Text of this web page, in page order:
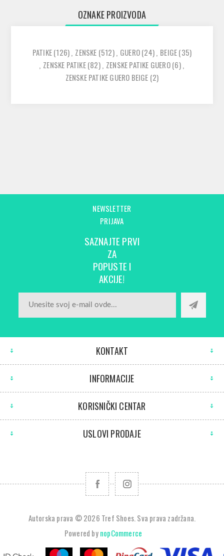
OZNAKE PROIZVODA
PATIKE(126), ZENSKE (512), GUERO(24), BEIGE(35)
, ZENSKE PATIKE(82), ZENSKE PATIKE GUERO(6),
ZENSKE PATIKE GUERO BEIGE (2)
NEWSLETTER
PRIJAVA
SAZNAJTE PRVI
ZA
POPUSTE I
AKCIJE!
KONTAKT
INFORMACIJE
KORISNIČKI CENTAR
USLOVI PRODAJE
Autorska prava © 2026 Tref Shoes. Sva prava zadržana.
Powered bynopCommerce